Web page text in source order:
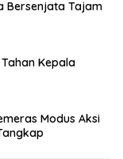
Bersenjata Tajam
Kepala
Modus Aksi